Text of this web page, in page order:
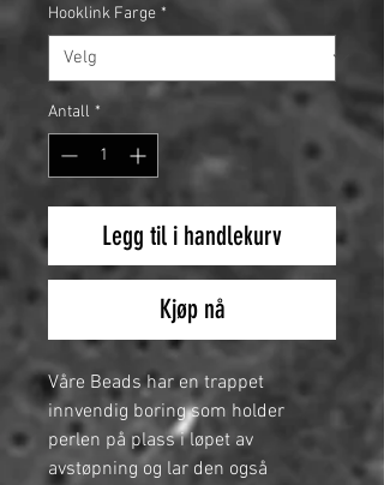
Hooklink Farge *
Antall *
Legg til i handlekurv
Kjøp nå
Våre Beads har en trappet
innvendig boring som holder
perlen på plass i løpet av
avstøpning og lar den også